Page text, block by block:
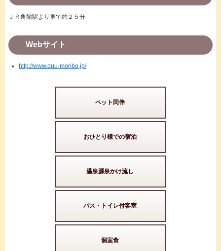
ＪＲ角館駅より車で約２５分
Webサイト
http://www.ouu-moribo.jp/
ペット同伴
おひとり様での宿泊
温泉源泉かけ流し
バス・トイレ付客室
個室食